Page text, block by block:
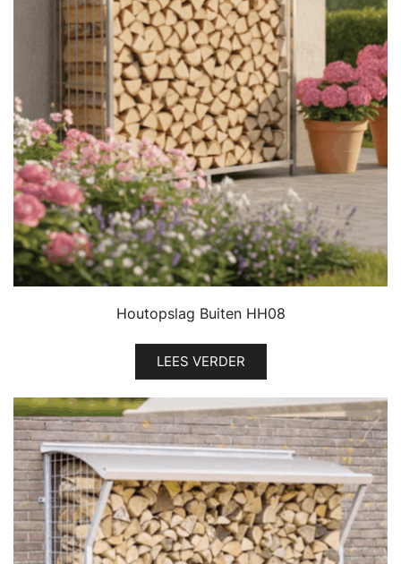
Houtopslag Buiten HH08
LEES VERDER